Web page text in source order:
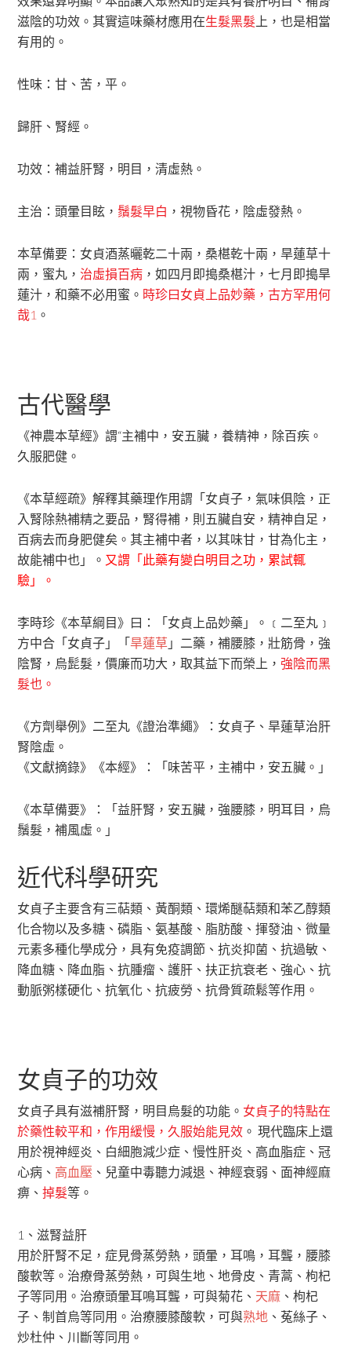
滋陰的功效。其實這味藥材應用在生髮黑髮 上，也是相當
有用的。
性味：甘、苦，平。
歸肝、腎經。
功效：補益肝腎，明目，清虛熱。
主治：頭暈目眩，鬚髮早白 ，視物昏花，陰虛發熱。
本草備要：女貞酒蒸曬乾二十兩，桑椹乾十兩，旱蓮草十
兩，蜜丸， 治虛損百病 ，如四月即搗桑椹汁，七月即搗旱
蓮汁，和藥不必用蜜。 時珍曰女貞上品妙藥，古方罕用何
哉1 。
古代醫學
《神農本草經》謂“主補中，安五臟，養精神，除百疾。
久服肥健。
《本草經疏》解釋其藥理作用謂「女貞子，氣味俱陰，正
入腎除熱補精之要品，腎得補，則五臟自安，精神自足，
百病去而身肥健矣。其主補中者，以其味甘，甘為化主，
故能補中也」。 又謂「此藥有變白明目之功，累試輒
驗」。
李時珍《本草綱目》曰：「女貞上品妙藥」。﹝二至丸﹞
方中合「女貞子」「旱蓮草 」二藥，補腰膝，壯筋骨，強
陰腎，烏髭髮，價廉而功大，取其益下而榮上，強陰而黑
髮也。
《方劑舉例》二至丸《證治準繩》：女貞子、旱蓮草治肝
腎陰虛。
《文獻摘錄》《本經》：「味苦平，主補中，安五臟。」
《本草備要》：「益肝腎，安五臟，強腰膝，明耳目，烏
鬚髮，補風虛。」
近代科學研究
女貞子主要含有三萜類、黃酮類、環烯醚萜類和苯乙醇類
化合物以及多糖、磷脂、氨基酸、脂肪酸、揮發油、微量
元素多種化學成分，具有免疫調節、抗炎抑菌、抗過敏、
降血糖、降血脂、抗腫瘤、護肝、扶正抗衰老、強心、抗
動脈粥樣硬化、抗氧化、抗疲勞、抗骨質疏鬆等作用。
女貞子的功效
女貞子具有滋補肝腎，明目烏髮的功能。 女貞子的特點在
於藥性較平和，作用緩慢，久服始能見效 。 現代臨床上還
用於視神經炎、白細胞減少症、慢性肝炎、高血脂症、冠
心病、 高血壓 、兒童中毒聽力減退、神經衰弱、面神經麻
痹、掉髮等。
1、滋腎益肝
用於肝腎不足，症見骨蒸勞熱，頭暈，耳鳴，耳聾，腰膝
酸軟等。治療骨蒸勞熱，可與生地、地骨皮、青蒿、枸杞
子等同用。治療頭暈耳鳴耳聾，可與菊花、 天麻 、枸杞
子、制首烏等同用。治療腰膝酸軟，可與熟地 、菟絲子、
炒杜仲、川斷等同用。